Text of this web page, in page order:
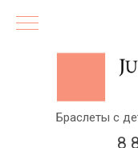
8
Браслеты с